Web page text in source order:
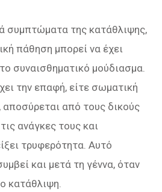
συμπτώματα της κατάθλιψης,
πάθηση μπορεί να έχει
συναισθηματικό μούδιασμα.
την επαφή, είτε σωματική
αποσύρεται από τους δικούς
ανάγκες τους και
τρυφερότητα. Αυτό
και μετά τη γέννα, όταν
κατάθλιψη.